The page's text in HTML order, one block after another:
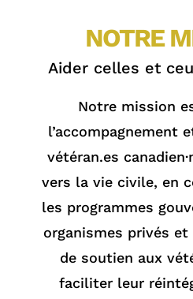
NOTRE
Aider celles et
Notre mission
l’accompagnement
vétéran.es
vers la vie civile, en
les programmes
organismes privés
de soutien aux
faciliter leur